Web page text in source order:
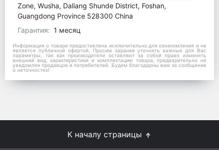
Zone, Wusha, Daliang Shunde District, Foshan,
Guangdong Province 528300 China
Гарантия: 1 месяц
Информация о товаре предоставлена исключительно для ознакомления и не
является публичной офертой. Просим заранее уточнять важные для Вас
параметры, так как производители оставляют за собой право изменять
внешний вид, характеристики и комплектацию товара, предварительно не
уведомляя продавцов и потребителей. Будем благодарны вам за сообщение
о неточностях!
К началу страницы